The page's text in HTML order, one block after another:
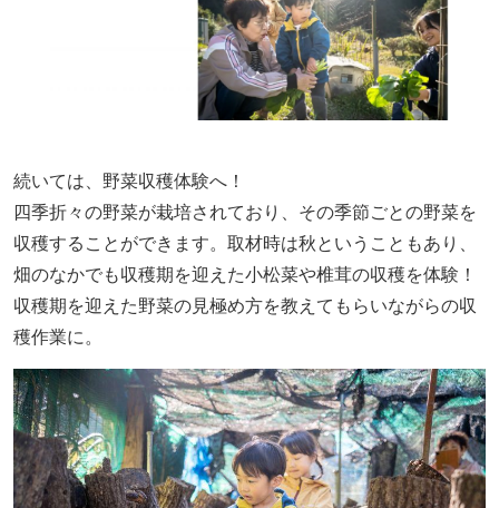
続いては、野菜収穫体験へ！
四季折々の野菜が栽培されており、その季節ごとの野菜を
収穫することができます。取材時は秋ということもあり、
畑のなかでも収穫期を迎えた小松菜や椎茸の収穫を体験！
収穫期を迎えた野菜の見極め方を教えてもらいながらの収
穫作業に。